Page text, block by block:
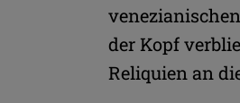
der Kopf
Reliquien an